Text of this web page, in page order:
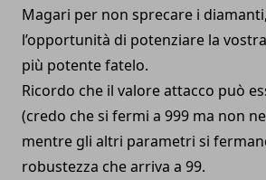
Magari per non sprecare i
l’opportunità di potenziare la
più potente fatelo.
Ricordo che il valore attacco può
(credo che si fermi a 999 ma non
mentre gli altri parametri si
robustezza che arriva a 99.